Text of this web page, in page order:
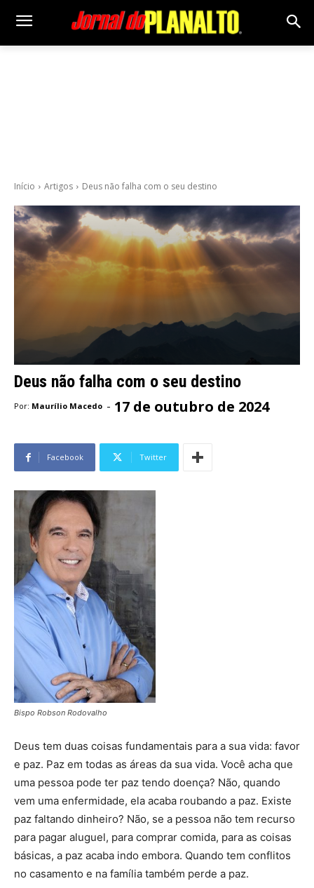
Início Artigos Deus não falha com o seu destino
Deus não falha com o seu destino
Por: Maurílio Macedo - 17 de outubro de 2024
Facebook Twitter
Bispo Robson Rodovalho
Deus tem duas coisas fundamentais para a sua vida: favor
e paz. Paz em todas as áreas da sua vida. Você acha que
uma pessoa pode ter paz tendo doença? Não, quando
vem uma enfermidade, ela acaba roubando a paz. Existe
paz faltando dinheiro? Não, se a pessoa não tem recurso
para pagar aluguel, para comprar comida, para as coisas
básicas, a paz acaba indo embora. Quando tem conflitos
no casamento e na família também perde a paz.